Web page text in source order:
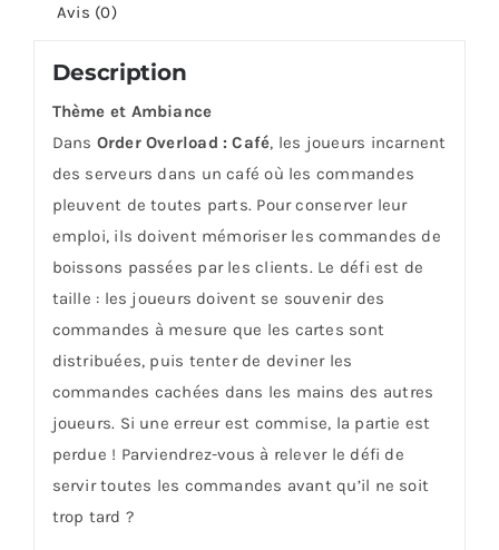
Avis (0)
Description
Thème et Ambiance
Dans Order Overload : Café, les joueurs incarnent
des serveurs dans un café où les commandes
pleuvent de toutes parts. Pour conserver leur
emploi, ils doivent mémoriser les commandes de
boissons passées par les clients. Le défi est de
taille : les joueurs doivent se souvenir des
commandes à mesure que les cartes sont
distribuées, puis tenter de deviner les
commandes cachées dans les mains des autres
joueurs. Si une erreur est commise, la partie est
perdue ! Parviendrez-vous à relever le défi de
servir toutes les commandes avant qu’il ne soit
trop tard ?